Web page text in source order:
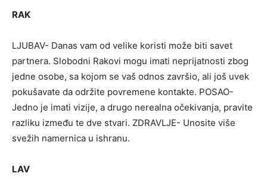
RAK
LJUBAV- Danas vam od velike koristi može biti savet
partnera. Slobodni Rakovi mogu imati neprijatnosti zbog
jedne osobe, sa kojom se vaš odnos završio, ali još uvek
pokušavate da održite povremene kontakte. POSAO-
Jedno je imati vizije, a drugo nerealna očekivanja, pravite
razliku između te dve stvari. ZDRAVLJE- Unosite više
svežih namernica u ishranu.
LAV